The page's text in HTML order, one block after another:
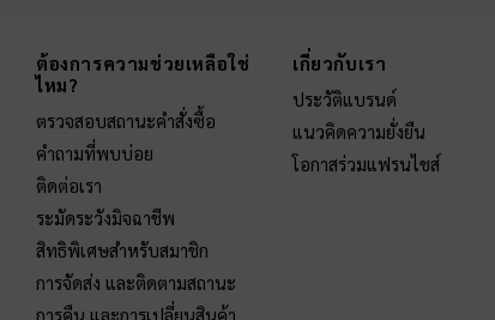
ต้องการความช่วยเหลือใช่
ไหม?
ตรวจสอบสถานะคำสั่งซื้อ
คำถามที่พบบ่อย
ติดต่อเรา
ระมัดระวังมิจฉาชีพ
สิทธิพิเศษสำหรับสมาชิก
การจัดส่ง และติดตามสถานะ
การคืน และการเปลี่ยนสินค้า
เกี่ยวกับเรา
ประวัติแบรนด์
แนวคิดความยั่งยืน
โอกาสร่วมแฟรนไชส์